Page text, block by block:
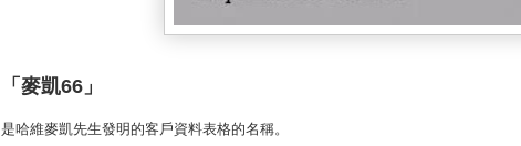
「麥凱66」
是哈維麥凱先生發明的客戶資料表格的名稱。